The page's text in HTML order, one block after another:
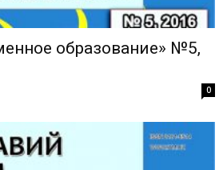
образование» №5,
0